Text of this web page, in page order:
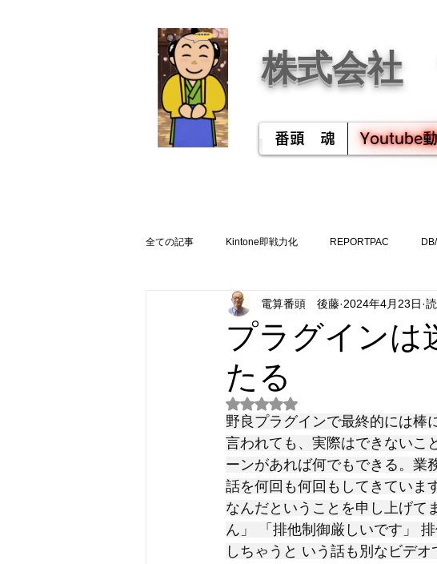
株式会社
番頭 魂 Youtube
全ての記事 Kintone即戦力化 REPORTPAC
プラグイン
たる
電算番頭 後藤 2024年4月23日
5つ星のうちNaNと評価されていま
野良プラグインで最終的には棒
言われても、実際はできないこ
ーンがあれば何でもできる。業
話を何回も何回もしてきていま
なんだということを申し上げて
ん」 「排他制御厳しいです」
しちゃうと いう話も別なビデ